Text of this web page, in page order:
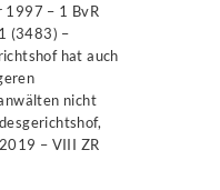
1997 – 1 BvR
(3483) –
hat auch
nicht
– VIII ZR